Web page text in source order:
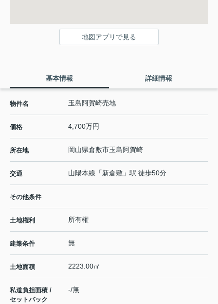
地図アプリで見る
基本情報 詳細情報
物件名 玉島阿賀崎売地
価格 4,700万円
所在地 岡山県倉敷市玉島阿賀崎
交通 山陽本線 「新倉敷 」駅 徒歩50分
その他条件
土地権利 所有権
建築条件 無
土地面積 2223.00㎡
私道負担面積 /
セットバック
-/無